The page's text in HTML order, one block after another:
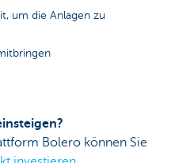
um die Anlagen zu
Bolero können Sie